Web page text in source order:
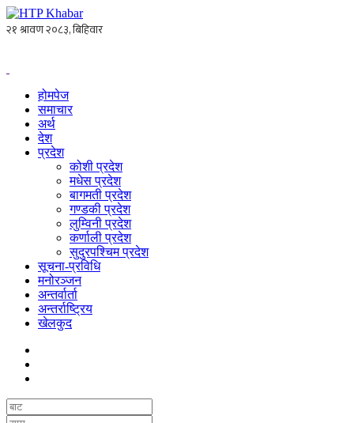
होमपेज
समाचार
अर्थ
देश
प्रदेश
कोशी प्रदेश
मधेस प्रदेश
बागमती प्रदेश
गण्डकी प्रदेश
लुम्विनी प्रदेश
कर्णाली प्रदेश
सुदुरपश्चिम प्रदेश
सूचना-प्रविधि
मनोरञ्जन
अन्तर्वार्ता
अन्तर्राष्ट्रिय
खेलकुद